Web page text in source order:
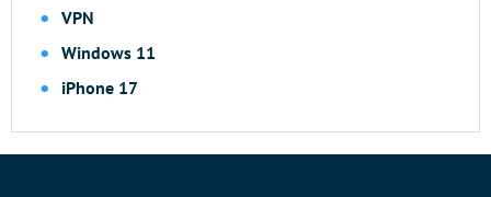
VPN
Windows 11
iPhone 17